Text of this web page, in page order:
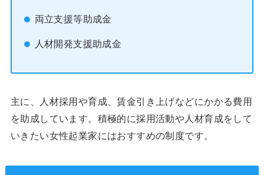
両立支援等助成金
人材開発支援助成金
主に、人材採用や育成、賃金引き上げなどにかかる費用
を助成しています。積極的に採用活動や人材育成をして
いきたい女性起業家にはおすすめの制度です。